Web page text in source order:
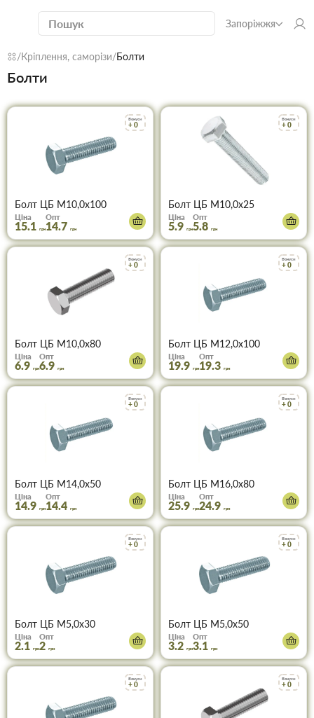
Запоріжжя
Кріплення, саморізи Болти
Болти
Бонуси
+ 0
Болт ЦБ М10,0х100
Ціна
15.1 грн
Опт
14.7 грн
Бонуси
+ 0
Болт ЦБ М10,0х25
Ціна
5.9 грн
Опт
5.8 грн
Бонуси
+ 0
Болт ЦБ М10,0х80
Ціна
6.9 грн
Опт
6.9 грн
Бонуси
+ 0
Болт ЦБ М12,0х100
Ціна
19.9 грн
Опт
19.3 грн
Бонуси
+ 0
Болт ЦБ М14,0х50
Ціна
14.9 грн
Опт
14.4 грн
Бонуси
+ 0
Болт ЦБ М16,0х80
Ціна
25.9 грн
Опт
24.9 грн
Бонуси
+ 0
Болт ЦБ М5,0х30
Ціна
2.1 грн
Опт
2 грн
Бонуси
+ 0
Болт ЦБ М5,0х50
Ціна
3.2 грн
Опт
3.1 грн
Бонуси
+ 0
Бонуси
+ 0